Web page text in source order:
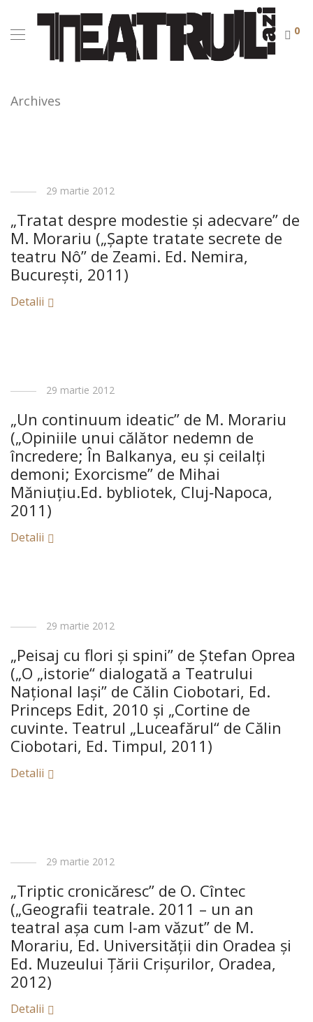
0
Archives
29 martie 2012
„Tratat despre modestie şi adecvare” de
M. Morariu („Şapte tratate secrete de
teatru Nô” de Zeami. Ed. Nemira,
Bucureşti, 2011)
Detalii
29 martie 2012
„Un continuum ideatic” de M. Morariu
(„Opiniile unui călător nedemn de
încredere; În Balkanya, eu şi ceilalţi
demoni; Exorcisme” de Mihai
Măniuţiu.Ed. bybliotek, Cluj‑Napoca,
2011)
Detalii
29 martie 2012
„Peisaj cu flori şi spini” de Ştefan Oprea
(„O „istorie“ dialogată a Teatrului
Naţional Iaşi” de Călin Ciobotari, Ed.
Princeps Edit, 2010 şi „Cortine de
cuvinte. Teatrul „Luceafărul“ de Călin
Ciobotari, Ed. Timpul, 2011)
Detalii
29 martie 2012
„Triptic cronicăresc” de O. Cîntec
(„Geografii teatrale. 2011 – un an
teatral aşa cum l-am văzut” de M.
Morariu, Ed. Universităţii din Oradea şi
Ed. Muzeului Ţării Crişurilor, Oradea,
2012)
Detalii